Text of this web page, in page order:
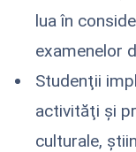
lua în
examenelor
Studenţii
activităţi şi
culturale,